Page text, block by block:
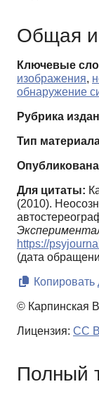
Общая
Ключевые
изображения,
обнаружение
Рубрика
Тип
Опубликована
Для цитаты:
(2010).
https://
(дата
Копировать
© Карпинская
Лицензия: CC
Полный